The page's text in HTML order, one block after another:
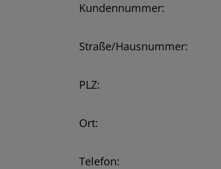
Kundennummer:
Straße/Hausnummer:
PLZ:
Ort:
Telefon: